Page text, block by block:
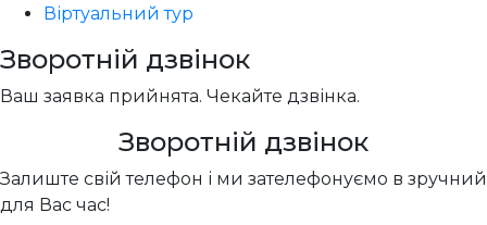
Віртуальний тур
Зворотній дзвінок
Ваш заявка прийнята. Чекайте дзвінка.
Зворотній дзвінок
Залиште свій телефон і ми зателефонуємо в зручний
для Вас час!